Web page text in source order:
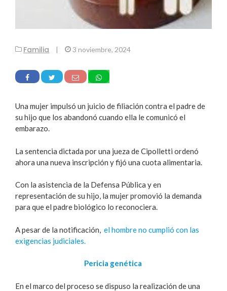
Familia | 3 noviembre, 2024
Una mujer impulsó un juicio de filiación contra el padre de
su hijo que los abandonó cuando ella le comunicó el
embarazo.
La sentencia dictada por una jueza de Cipolletti ordenó
ahora una nueva inscripción y fijó una cuota alimentaria.
Con la asistencia de la Defensa Pública y en
representación de su hijo, la mujer promovió la demanda
para que el padre biológico lo reconociera.
A pesar de la notificación, el hombre no cumplió con las
exigencias judiciales.
Pericia genética
En el marco del proceso se dispuso la realización de una